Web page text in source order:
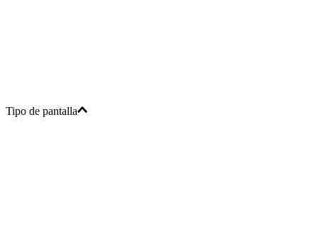
Tipo de pantalla